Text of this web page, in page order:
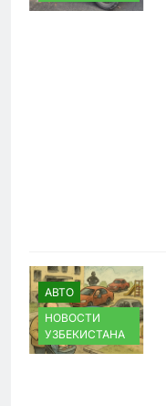
АВТО
НОВОСТИ
УЗБЕКИСТАНА